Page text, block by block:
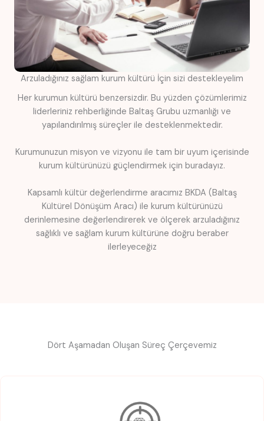
Arzuladığınız sağlam kurum kültürü İçin sizi destekleyelim
Her kurumun kültürü benzersizdir. Bu yüzden çözümlerimiz
liderleriniz rehberliğinde Baltaş Grubu uzmanlığı ve
yapılandırılmış süreçler ile desteklenmektedir.
Kurumunuzun misyon ve vizyonu ile tam bir uyum içerisinde
kurum kültürünüzü güçlendirmek için buradayız.
Kapsamlı kültür değerlendirme aracımız BKDA (Baltaş
Kültürel Dönüşüm Aracı) ile kurum kültürünüzü
derinlemesine değerlendirerek ve ölçerek arzuladığınız
sağlıklı ve sağlam kurum kültürüne doğru beraber
ilerleyeceğiz
Dört Aşamadan Oluşan Süreç Çerçevemiz